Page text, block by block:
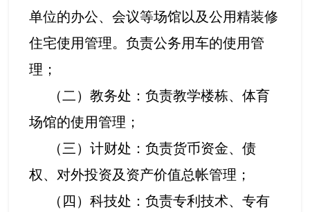
单位的办公、会议等场馆以及公用精装修
住宅使用管理。负责公务用车的使用管
理；
（二）教务处：负责教学楼栋、体育
场馆的使用管理；
（三）计财处：负责货币资金、债
权、对外投资及资产价值总帐管理；
（四）科技处：负责专利技术、专有